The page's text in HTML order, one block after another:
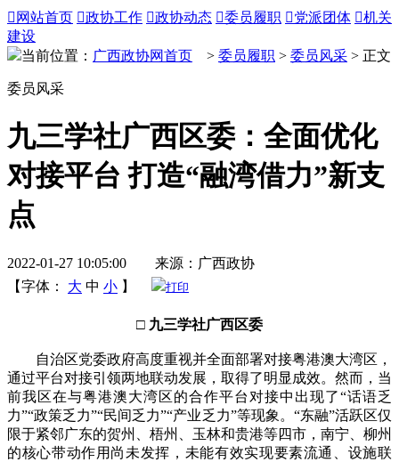
 网站首页 政协工作 政协动态 委员履职 党派团体 机关
建设
当前位置： 广西政协网首页 > 委员履职 > 委员风采 > 正文
委员风采
九三学社广西区委：全面优化
对接平台 打造“融湾借力”新支
点
2022-01-27 10:05:00 来源：广西政协
【字体：
大 中 小 】 打印
□ 九三学社广西区委
自治区党委政府高度重视并全面部署对接粤港澳大湾区，
通过平台对接引领两地联动发展，取得了明显成效。然而，当
前我区在与粤港澳大湾区的合作平台对接中出现了“话语乏
力”“政策乏力”“民间乏力”“产业乏力”等现象。“东融”活跃区仅
限于紧邻广东的贺州、梧州、玉林和贵港等四市，南宁、柳州
的核心带动作用尚未发挥，未能有效实现要素流通、设施联